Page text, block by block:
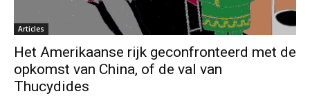
Articles
Het Amerikaanse rijk geconfronteerd met de
opkomst van China, of de val van
Thucydides